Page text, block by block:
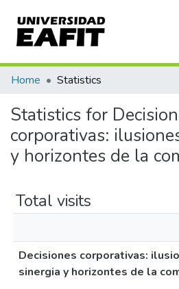
Communities & Collections
All of DSpace
Home Statistics
Statistics for
corporativas:
y horizontes de la
Total visits
Decisiones corporativas:
sinergia y horizontes de la